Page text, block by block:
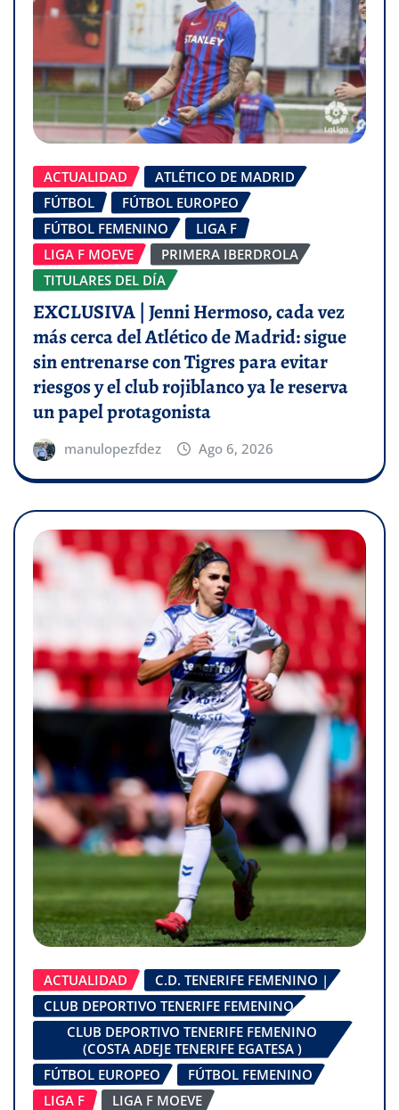
ACTUALIDAD
ATLÉTICO DE MADRID
FÚTBOL
FÚTBOL EUROPEO
FÚTBOL FEMENINO
LIGA F
LIGA F MOEVE
PRIMERA IBERDROLA
TITULARES DEL DÍA
EXCLUSIVA | Jenni Hermoso, cada vez
más cerca del Atlético de Madrid: sigue
sin entrenarse con Tigres para evitar
riesgos y el club rojiblanco ya le reserva
un papel protagonista
manulopezfdez Ago 6, 2026
ACTUALIDAD
C.D. TENERIFE FEMENINO |
CLUB DEPORTIVO TENERIFE FEMENINO
CLUB DEPORTIVO TENERIFE FEMENINO
(COSTA ADEJE TENERIFE EGATESA )
FÚTBOL EUROPEO
FÚTBOL FEMENINO
LIGA F
LIGA F MOEVE